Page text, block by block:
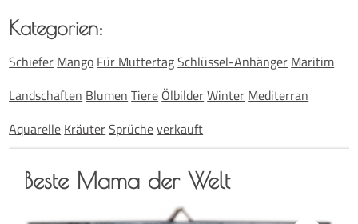
Bes­te Mama der Welt
Kate­go­rien:
Schiefer Mango Für MuttertagSchlüssel-Anhänger Maritim
Landschaften Blumen Tiere ÖlbilderWinter Mediterran
Aquarelle KräuterSprücheverkauft